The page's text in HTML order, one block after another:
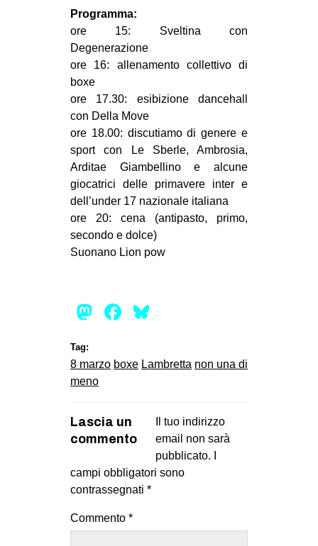
INTERNAZIONALE
AFRICA
AMERICHE
MEDIO ORIENTE
EVENTI
in
Fb
Programma:
ore 15: Sveltina con
Degenerazione
ore 16: allenamento collettivo di
boxe
ore 17.30: esibizione dancehall
con Della Move
ore 18.00: discutiamo di genere e
sport con Le Sberle, Ambrosia,
Arditae Giambellino e alcune
giocatrici delle primavere inter e
dell’under 17 nazionale italiana
ore 20: cena (antipasto, primo,
secondo e dolce)
Suonano Lion pow
Mastodon
Facebook
Tag:
8 marzo boxe Lambretta non una di
meno
Lascia un
commento
Il tuo indirizzo
email non sarà
pubblicato.
campi obbligatori sono
contrassegnati *
Commento *